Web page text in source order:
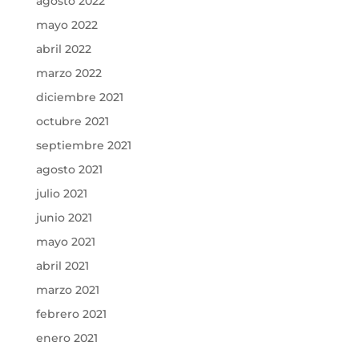
mayo 2022
abril 2022
marzo 2022
diciembre 2021
octubre 2021
septiembre 2021
agosto 2021
julio 2021
junio 2021
mayo 2021
abril 2021
marzo 2021
febrero 2021
enero 2021